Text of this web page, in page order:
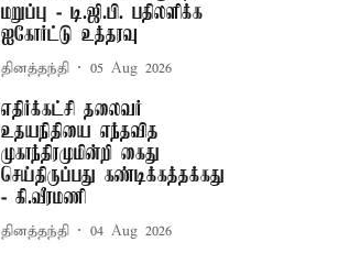
மறுப்பு - டி.ஜி.பி. பதிலளிக்க
ஐகோர்ட்டு உத்தரவு
தினத்தந்தி 05 Aug 2026
எதிர்க்கட்சி தலைவர்
உதயநிதியை எந்தவித
முகாந்திரமுமின்றி கைது
செய்திருப்பது கண்டிக்கத்தக்கது
- கி.வீரமணி
தினத்தந்தி 04 Aug 2026